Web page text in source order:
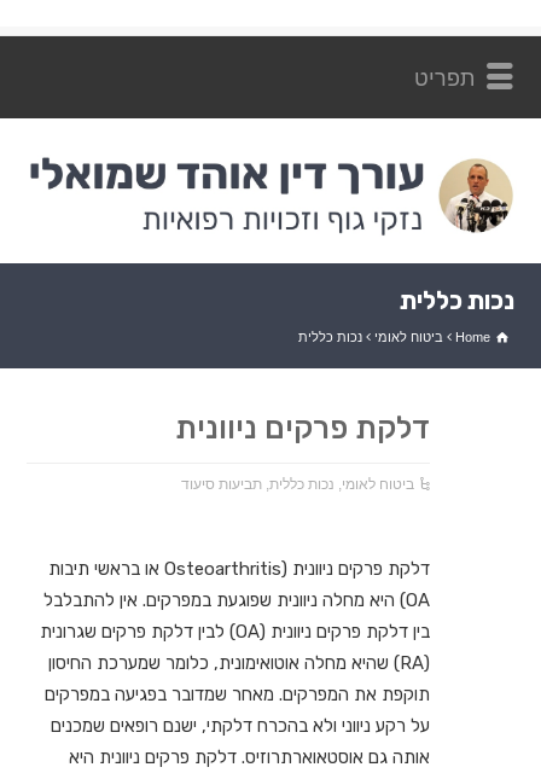
נכות כללית
Home ביטוח לאומי נכות כללית
דלקת פרקים ניוונית
ביטוח לאומי, נכות כללית,תביעות סיעוד
דלקת פרקים ניוונית (Osteoarthritis או בראשי תיבות
OA) היא מחלה ניוונית שפוגעת במפרקים. אין להתבלבל
בין דלקת פרקים ניוונית (OA) לבין דלקת פרקים שגרונית
(RA) שהיא מחלה אוטואימונית, כלומר שמערכת החיסון
תוקפת את המפרקים. מאחר שמדובר בפגיעה במפרקים
על רקע ניווני ולא בהכרח דלקתי, ישנם רופאים שמכנים
אותה גם אוסטאוארתרוזיס. דלקת פרקים ניוונית היא